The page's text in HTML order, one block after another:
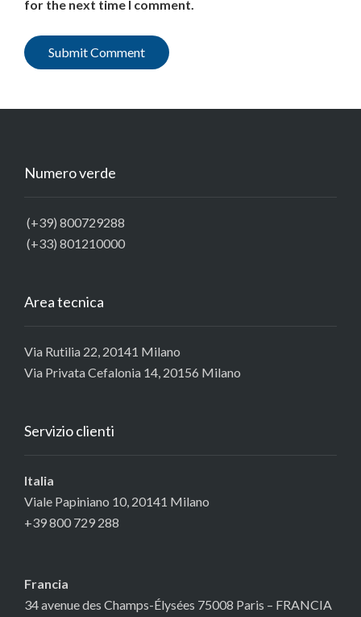
for the next time I comment.
Numero verde
(+39) 800729288
(+33) 801210000
Area tecnica
Via Rutilia 22, 20141 Milano
Via Privata Cefalonia 14, 20156 Milano
Servizio clienti
Italia
Viale Papiniano 10, 20141 Milano
+39 800 729 288
Francia
34 avenue des Champs-Élysées 75008 Paris – FRANCIA